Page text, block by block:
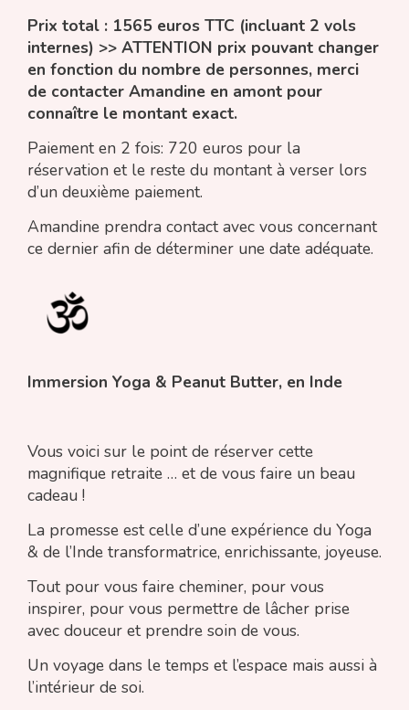
Prix total : 1565 euros TTC (incluant 2 vols
internes) >> ATTENTION prix pouvant changer
en fonction du nombre de personnes, merci
de contacter Amandine en amont pour
connaître le montant exact.
Paiement en 2 fois: 720 euros pour la
réservation et le reste du montant à verser lors
d’un deuxième paiement.
Amandine prendra contact avec vous concernant
ce dernier afin de déterminer une date adéquate.
Immersion Yoga & Peanut Butter, en Inde
Vous voici sur le point de réserver cette
magnifique retraite … et de vous faire un beau
cadeau !
La promesse est celle d’une expérience du Yoga
& de l’Inde transformatrice, enrichissante, joyeuse.
Tout pour vous faire cheminer, pour vous
inspirer, pour vous permettre de lâcher prise
avec douceur et prendre soin de vous.
Un voyage dans le temps et l’espace mais aussi à
l’intérieur de soi.